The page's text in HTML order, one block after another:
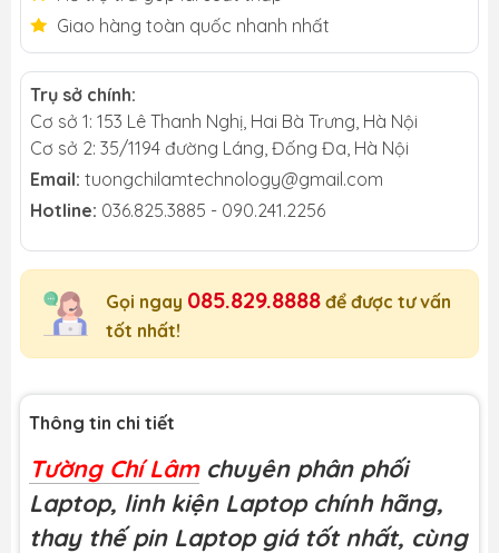
Giao hàng toàn quốc nhanh nhất
Trụ sở chính:
Cơ sở 1: 153 Lê Thanh Nghị, Hai Bà Trưng, Hà Nội
Cơ sở 2: 35/1194 đường Láng, Đống Đa, Hà Nội
Email: tuongchilamtechnology@gmail.com
Hotline: 036.825.3885 - 090.241.2256
Gọi ngay 085.829.8888 để được tư vấn
tốt nhất!
Thông tin chi tiết
Tường Chí Lâm chuyên phân phối
Laptop, linh kiện Laptop chính hãng,
thay thế pin Laptop giá tốt nhất, cùng